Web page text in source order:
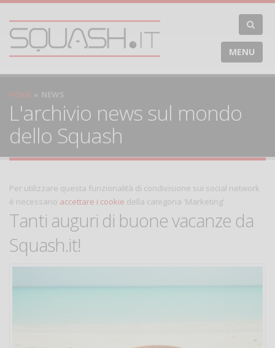
MENU
HOME NEWS
L'archivio news sul mondo
dello Squash
Per utilizzare questa funzionalità di condivisione sui social network
è necessario accettare i cookie della categoria 'Marketing'
Tanti auguri di buone vacanze da
Squash.it!